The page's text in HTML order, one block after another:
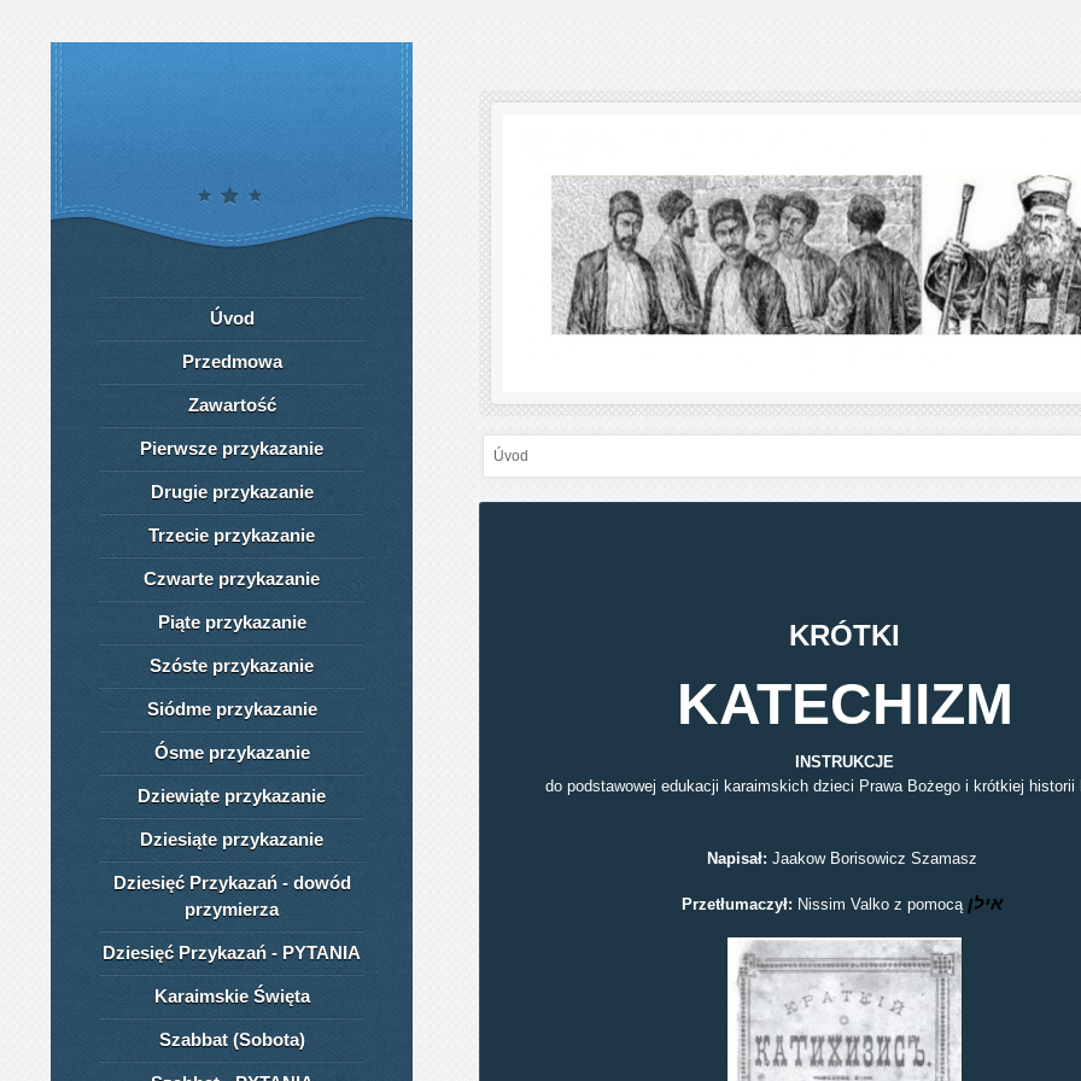
Úvod
KRÓTKI
KATECHIZM
INSTRUKCJE
do podstawowej edukacji karaimskich dzieci Prawa Bożego i krótkiej historii
Napisał: Jaakow Borisowicz Szamasz
Przetłumaczył: Nissim Valko z pomocą אילן
Úvod
Przedmowa
Zawartość
Pierwsze przykazanie
Drugie przykazanie
Trzecie przykazanie
Czwarte przykazanie
Piąte przykazanie
Szóste przykazanie
Siódme przykazanie
Ósme przykazanie
Dziewiąte przykazanie
Dziesiąte przykazanie
Dziesięć Przykazań - dowód
przymierza
Dziesięć Przykazań - PYTANIA
Karaimskie Święta
Szabbat (Sobota)